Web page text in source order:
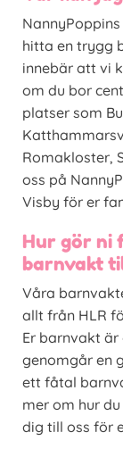
hitta en trygg
innebär att vi
om du bor
platser som
Romakloster,
oss på
Visby för er
Hur gör ni
barnvakt
Våra
allt från HLR
Er barnvakt
genomgår en
ett fåtal
mer om hur
dig till oss för